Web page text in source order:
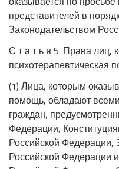
представителей в
Законодательством
С т а т ь я 5. Права лиц,
психотерапевтическая
(1) Лица, которым
помощь, обладают
граждан,
Федерации,
Российской Федерации,
Российской Федерации